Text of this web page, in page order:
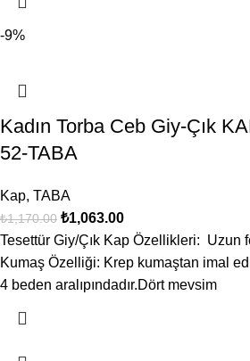
-9%
Kadın Torba Ceb Giy-Çık
52-TABA
Kap, TABA
₺1,170.00 ₺1,063.00
Tesettür Giy/Çık Kap Özellikleri: Uzun
Kumaş Özelliği: Krep kumaştan imal
4 beden aralıpındadır.Dört mevsim